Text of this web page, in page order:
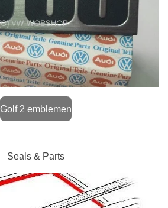
Golf 2 emblemen
Seals & Parts